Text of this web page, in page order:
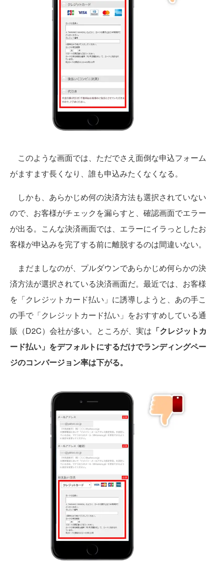
このような画面では、ただでさえ面倒な申込フォーム
がますます長くなり、誰も申込みたくなくなる。
しかも、あらかじめ何の決済方法も選択されていない
ので、お客様がチェックを漏らすと、確認画面でエラー
が出る。こんな決済画面では、エラーにイラっとしたお
客様が申込みを完了する前に離脱するのは間違いない。
まだましなのが、プルダウンであらかじめ何らかの決
済方法が選択されている決済画面だ。最近では、お客様
を「クレジットカード払い」に誘導しようと、あの手こ
の手で「クレジットカード払い」をおすすめしている通
販（D2C）会社が多い。ところが、実は 「クレジットカ
ード払い」をデフォルトにするだけでランディングペー
ジのコンバージョン率は下がる。